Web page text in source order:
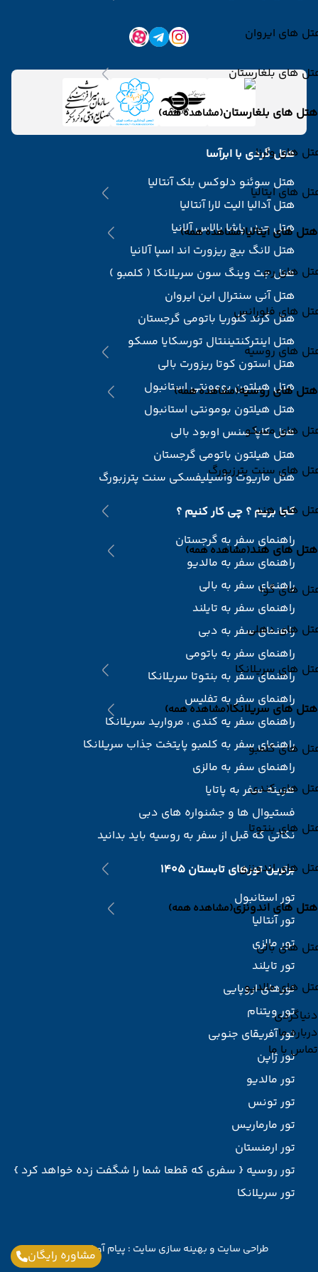
های ایروان
های بلغارستان
هتل های بلغارستان(مشاهده همه)
های وارنا
های ایتالیا
هتل های ایتالیا(مشاهده همه)
های رم
های فلورانس
های روسیه
هتل های روسیه(مشاهده همه)
های مسکو
های سنت پترزبورگ
های هند
هتل های هند(مشاهده همه)
های گوا
های دهلی
های سریلانکا
هتل های سریلانکا(مشاهده همه)
های کلمبو
های کندی
های بنتوتا
های اندونزی
هتل های اندونزی(مشاهده همه)
های بالی
های مالدیو
دنیاگردی
درباره ما
تماس با ما
مشاوره رایگان
هتل گردی با ابرآسا
هتل سوئنو دلوکس بلک آنتالیا
هتل آدالیا الیت لارا آنتالیا
هتل حیدر پاشا پالاس آلانیا
هتل لانگ بیچ ریزورت اند اسپا آلانیا
هتل جت وینگ سون سریلانکا ( کلمبو )
هتل آنی سنترال این ایروان
هتل گرند گلوریا باتومی گرجستان
هتل اینترکنتیننتال تورسکایا مسکو
هتل استون کوتا ریزورت بالی
هتل هیلتون بومونتی استانبول
هتل هیلتون بومونتی استانبول
هتل کاپا سنس اوبود بالی
هتل هیلتون باتومی گرجستان
هتل ماریوت واسیلیفسکی سنت پترزبورگ
کجا بریم ؟ چی کار کنیم ؟
راهنمای سفر به گرجستان
راهنمای سفر به مالدیو
راهنمای سفر به بالی
راهنمای سفر به تایلند
راهنمای سفر به دبی
راهنمای سفر به باتومی
راهنمای سفر به بنتوتا سریلانکا
راهنمای سفر به تفلیس
راهنمای سفر یه کندی ، مروارید سریلانکا
راهنمای سفر به کلمبو پایتخت جذاب سریلانکا
راهنمای سفر به مالزی
هزینه سفر به پاتایا
فستیوال ها و جشنواره های دبی
نکاتی که قبل از سفر به روسیه باید بدانید
برترین تورهای تابستان 1405
تور استانبول
تور آنتالیا
تور مالزی
تور تایلند
تورهای اروپایی
تور ویتنام
تور آفریقای جنوبی
تور ژاپن
تور مالدیو
تور تونس
تور مارماریس
تور ارمنستان
تور روسیه { سفری که قطعا شما را شگفت زده خواهد کرد }
تور سریلانکا
طراحی سایت و بهینه سازی سایت : پیام آوران پارسیان